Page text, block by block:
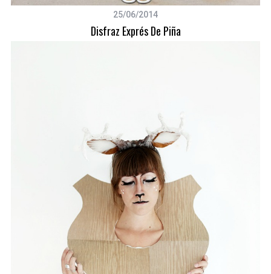
25/06/2014
Disfraz Exprés De Piña